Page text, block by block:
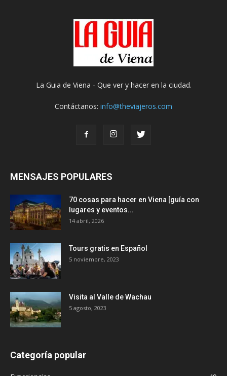
La Guia de Viena - Que ver y hacer en la ciudad.
Contáctanos: info@theviajeros.com
MENSAJES POPULARES
70 cosas para hacer en Viena [guía con
lugares y eventos...
14 abril, 2026
Tours gratis en Español
5 noviembre, 2023
Visita al Valle de Wachau
5 agosto, 2023
Categoría popular